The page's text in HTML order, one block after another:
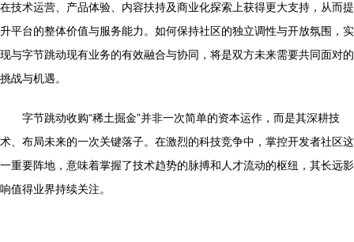
在技术运营、产品体验、内容扶持及商业化探索上获得更大支持，从而提
升平台的整体价值与服务能力。如何保持社区的独立调性与开放氛围，实
现与字节跳动现有业务的有效融合与协同，将是双方未来需要共同面对的
挑战与机遇。
字节跳动收购“稀土掘金”并非一次简单的资本运作，而是其深耕技
术、布局未来的一次关键落子。在激烈的科技竞争中，掌控开发者社区这
一重要阵地，意味着掌握了技术趋势的脉搏和人才流动的枢纽，其长远影
响值得业界持续关注。